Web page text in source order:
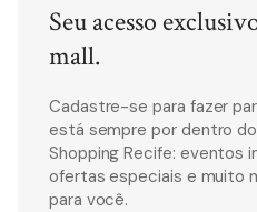
Seu acesso
mall.
Cadastre-se para fazer
está sempre por dentro
Shopping Recife: eventos
ofertas especiais e muito
para você.